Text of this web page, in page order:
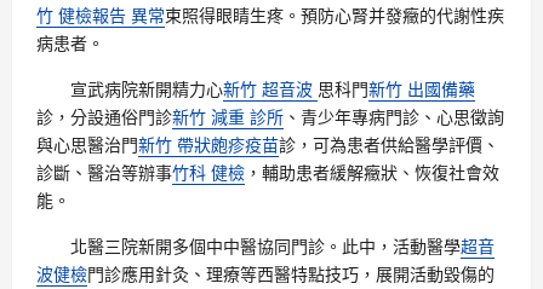
竹 健檢報告 異常束照得眼睛生疼。預防心腎并發癥的代謝性疾
病患者。
宣武病院新開精力心新竹 超音波 思科門新竹 出國備藥
診，分設通俗門診新竹 減重 診所 、青少年專病門診、心思徵詢
與心思醫治門新竹 帶狀皰疹疫苗診，可為患者供給醫學評價、
診斷、醫治等辦事竹科 健檢 ，輔助患者緩解癥狀、恢復社會效
能。
北醫三院新開多個中中醫協同門診。此中，活動醫學超音
波健檢門診應用針灸、理療等西醫特點技巧，展開活動毀傷的